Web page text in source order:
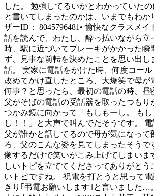
した。 勉強してるいかとわかっていた
と書いてしまったのかは、いまでもわ
ザーID： 8045796481• 愉快なクラスメ
話を読んで、わたし、酔っ払いながら立
時、駅に近づいてブレーキがかかった瞬
ず、見事な前転を決めたことを思い出し
話。 実家に電話をかけた時、何度コー
改めてかけ直したところ、大爆笑で母が
何事？と思ったら、最初の電話の時、昼
父がそばの電話の受話器を取ったつもり
つかみ鏡に向かって「もしもーし。 も
し！！」と大声で叫んでたそうです。
父が誰かと話してるので母が気になって
ろ、父のこんな姿を見てしまったそうで
像するだけで笑いがこみ上げてしまいま
しいトピを立ててくださってありがとう
いトピですね。 祝電を打とうと思って
きり｢弔電お願いします｣と言いました…